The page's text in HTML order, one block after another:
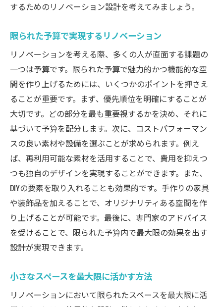
するためのリノベーション設計を考えてみましょう。
限られた予算で実現するリノベーション
リノベーションを考える際、多くの人が直面する課題の
一つは予算です。限られた予算で魅力的かつ機能的な空
間を作り上げるためには、いくつかのポイントを押さえ
ることが重要です。まず、優先順位を明確にすることが
大切です。どの部分を最も重要視するかを決め、それに
基づいて予算を配分します。次に、コストパフォーマン
スの良い素材や設備を選ぶことが求められます。例え
ば、再利用可能な素材を活用することで、費用を抑えつ
つも独自のデザインを実現することができます。また、
DIYの要素を取り入れることも効果的です。手作りの家具
や装飾品を加えることで、オリジナリティある空間を作
り上げることが可能です。最後に、専門家のアドバイス
を受けることで、限られた予算内で最大限の効果を出す
設計が実現できます。
小さなスペースを最大限に活かす方法
リノベーションにおいて限られたスペースを最大限に活